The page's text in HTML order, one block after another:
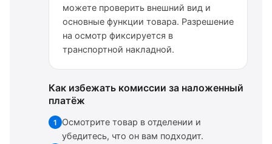
можете проверить внешний вид и
основные функции товара. Разрешение
на осмотр фиксируется в
транспортной накладной.
Как избежать комиссии за наложенный
платёж
1
Осмотрите товар в отделении и
убедитесь, что он вам подходит.